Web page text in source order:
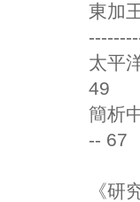
東加
太平
49
簡析
-- 67
《研